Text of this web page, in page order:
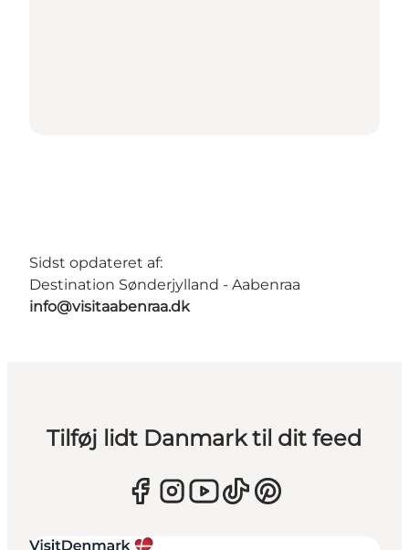
Sidst opdateret af:
Destination Sønderjylland - Aabenraa
info@visitaabenraa.dk
Tilføj lidt Danmark til dit feed